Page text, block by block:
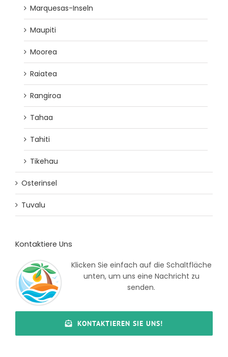
Marquesas-Inseln
Maupiti
Moorea
Raiatea
Rangiroa
Tahaa
Tahiti
Tikehau
Osterinsel
Tuvalu
Kontaktiere Uns
Klicken Sie einfach auf die Schaltfläche
unten, um uns eine Nachricht zu
senden.
KONTAKTIEREN SIE UNS!